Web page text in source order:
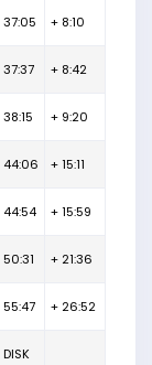
37:05 + 8:10
37:37 + 8:42
38:15 + 9:20
44:06 + 15:11
44:54 + 15:59
50:31 + 21:36
55:47 + 26:52
DISK